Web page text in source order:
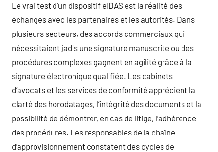
Le vrai test d’un dispositif eIDAS est la réalité des
échanges avec les partenaires et les autorités. Dans
plusieurs secteurs, des accords commerciaux qui
nécessitaient jadis une signature manuscrite ou des
procédures complexes gagnent en agilité grâce à la
signature électronique qualifiée. Les cabinets
d’avocats et les services de conformité apprécient la
clarté des horodatages, l’intégrité des documents et la
possibilité de démontrer, en cas de litige, l’adhérence
des procédures. Les responsables de la chaîne
d’approvisionnement constatent des cycles de